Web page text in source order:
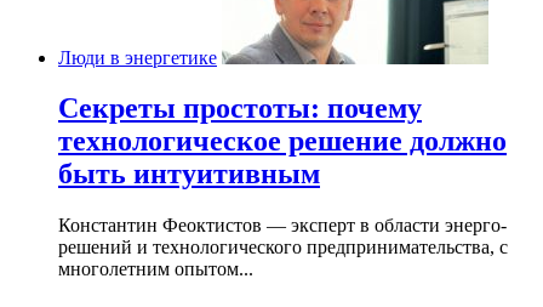
Люди в энергетике
Секреты простоты: почему
технологическое решение должно
быть интуитивным
Константин Феоктистов — эксперт в области энерго-
решений и технологического предпринимательства, с
многолетним опытом...